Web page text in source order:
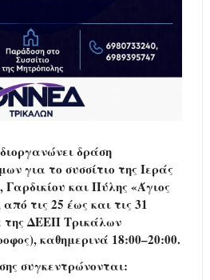
δράση
για το συσσίτιο της Ιεράς
και Πύλης «Άγιος
τις 25 έως και τις 31
ΔΕΕΠ Τρικάλων
καθημερινά 18:00–20:00.
συγκεντρώνονται: